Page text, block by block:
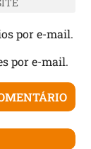
por e-mail.
por e-mail.